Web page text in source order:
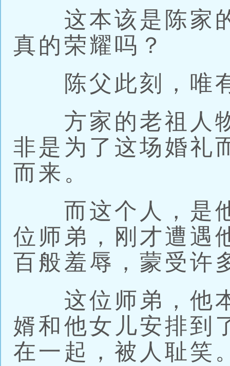
这本该是陈家的
真的荣耀吗？
陈父此刻，唯
方家的老祖人物
非是为了这场婚礼
而来。
而这个人，是他
位师弟，刚才遭遇
百般羞辱，蒙受许
这位师弟，他本
婿和他女儿安排到
在一起，被人耻笑